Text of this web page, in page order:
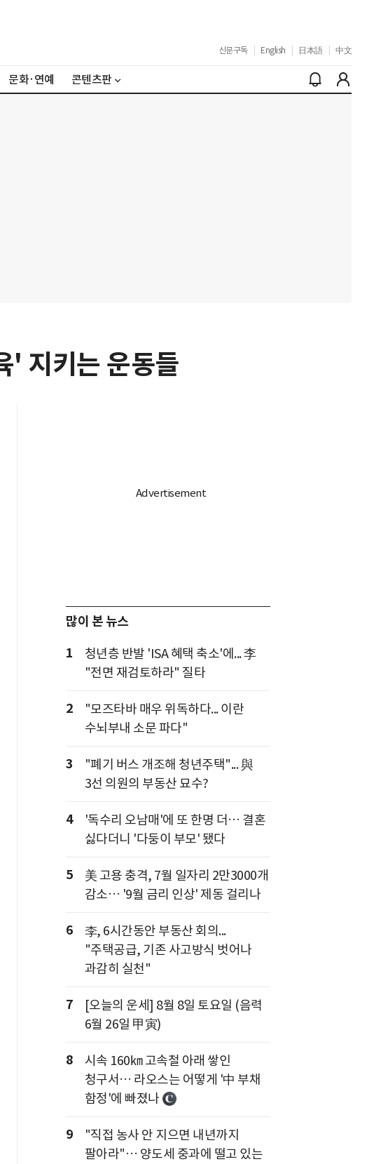
신문구독 English 日本語 中文
문화·연예 콘텐츠판
' 지키는 운동들
많이 본 뉴스
1
청년층 반발 'ISA 혜택 축소'에... 李
"전면 재검토하라" 질타
2
"모즈타바 매우 위독하다... 이란
수뇌부내 소문 파다"
3
"폐기 버스 개조해 청년주택"... 與
3선 의원의 부동산 묘수?
4
'독수리 오남매'에 또 한명 더… 결혼
싫다더니 '다둥이 부모' 됐다
5
美 고용 충격, 7월 일자리 2만3000개
감소… '9월 금리 인상' 제동 걸리나
6
李, 6시간동안 부동산 회의...
"주택공급, 기존 사고방식 벗어나
과감히 실천"
7
[오늘의 운세] 8월 8일 토요일 (음력
6월 26일 甲寅)
8
시속 160㎞ 고속철 아래 쌓인
청구서… 라오스는 어떻게 '中 부채
함정'에 빠졌나
9
"직접 농사 안 지으면 내년까지
팔아라"… 양도세 중과에 떨고 있는